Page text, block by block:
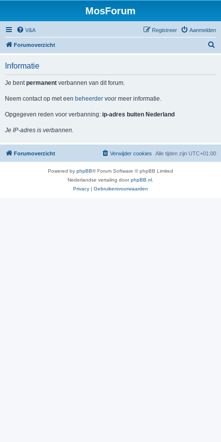
MosForum
V&A Aanmelden
Registreer
Forumoverzicht
Informatie
Je bentpermanent verbannen van dit forum.
Neem contact op met een beheerder voor meer informatie.
Opgegeven reden voor verbanning: ip-adres buiten Nederland
Je IP-adres is verbannen.
Forumoverzicht Alle tijden zijn UTC+01:00
Verwijder cookies
Powered by phpBB® Forum Software © phpBB Limited
Nederlandse vertaling doorphpBB.nl
Privacy | Gebruikersvoorwaarden